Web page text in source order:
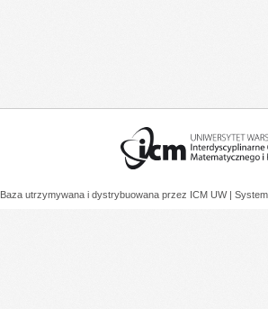
Baza utrzymywana i dystrybuowana przez ICM UW |